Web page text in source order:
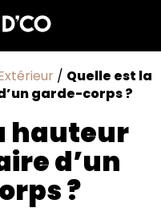
/ Quelle est la
garde-corps ?
hauteur
d’un
?